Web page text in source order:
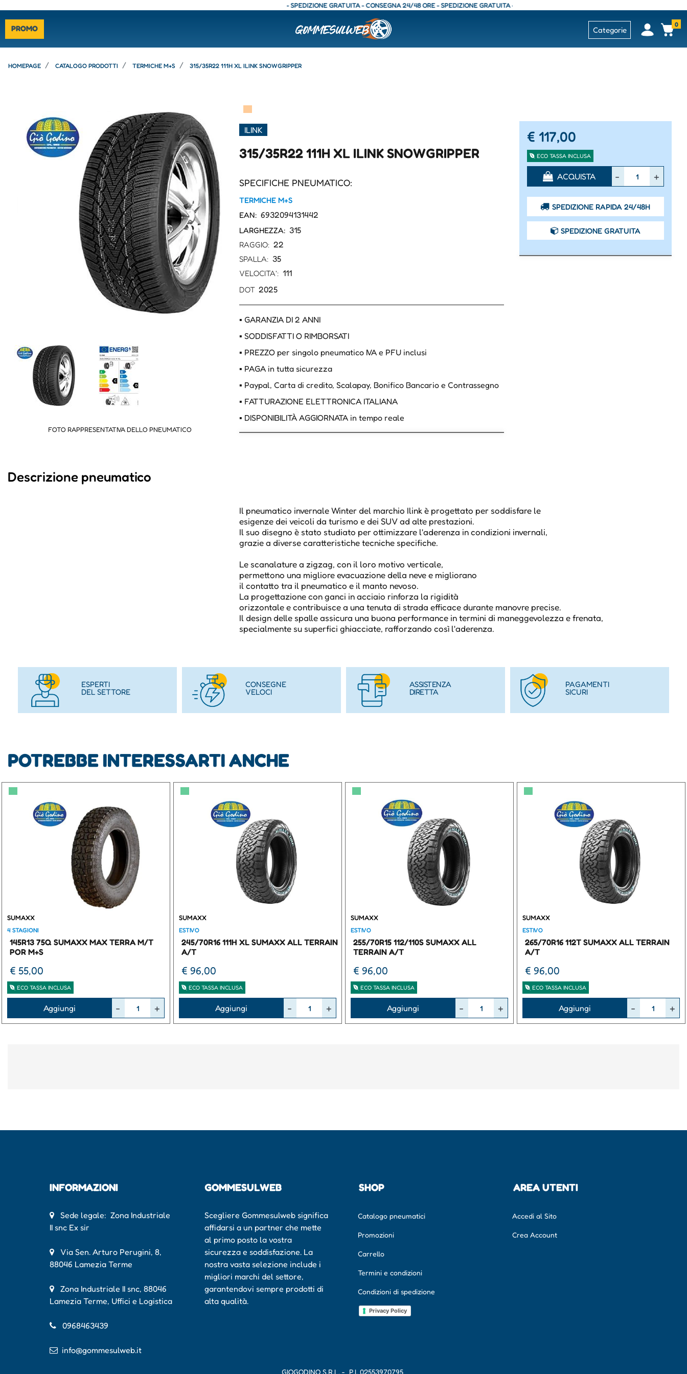
- SPEDIZIONE GRATUITA - CONSEGNA 24/48 ORE - SPEDIZIONE GRATUITA - CONSEGNA 24/48 ORE - SPEDIZIONE GRATUITA -
PROMO Categorie Open0
HOMEPAGE CATALOGO PRODOTTI TERMICHE M+S 315/35R22 111H XL ILINK SNOWGRIPPER
FOTO RAPPRESENTATIVA DELLO PNEUMATICO
▀
ILINK
315/35R22 111H XL ILINK SNOWGRIPPER
SPECIFICHE PNEUMATICO:
TERMICHE M+S
EAN: 6932094131442
LARGHEZZA: 315
RAGGIO: 22
SPALLA: 35
VELOCITA': 111
DOT 2025
▪ GARANZIA DI 2 ANNI
▪ SODDISFATTI O RIMBORSATI
▪ PREZZO per singolo pneumatico IVA e PFU inclusi
▪ PAGA in tutta sicurezza
▪ Paypal, Carta di credito, Scalapay, Bonifico Bancario e Contrassegno
▪ FATTURAZIONE ELETTRONICA ITALIANA
▪ DISPONIBILITÀ AGGIORNATA in tempo reale
€ 117,00
ECO TASSA INCLUSA
QuantitàACQUISTA
SPEDIZIONE RAPIDA 24/48H
SPEDIZIONE GRATUITA
Descrizione pneumatico
Il pneumatico invernale Winter del marchio Ilink è progettato per soddisfare le
esigenze dei veicoli da turismo e dei SUV ad alte prestazioni.
Il suo disegno è stato studiato per ottimizzare l'aderenza in condizioni invernali,
grazie a diverse caratteristiche tecniche specifiche.
Le scanalature a zigzag, con il loro motivo verticale,
permettono una migliore evacuazione della neve e migliorano
il contatto tra il pneumatico e il manto nevoso.
La progettazione con ganci in acciaio rinforza la rigidità
orizzontale e contribuisce a una tenuta di strada efficace durante manovre precise.
Il design delle spalle assicura una buona performance in termini di maneggevolezza e frenata,
specialmente su superfici ghiacciate, rafforzando così l'aderenza.
ESPERTI
DEL SETTORE
CONSEGNE
VELOCI
ASSISTENZA
DIRETTA
PAGAMENTI
SICURI
POTREBBE INTERESSARTI ANCHE
▀
SUMAXX
4 STAGIONI
145R13 75Q SUMAXX MAX TERRA M/T
POR M+S
€ 55,00
ECO TASSA INCLUSA
Aggiungi
▀
SUMAXX
ESTIVO
245/70R16 111H XL SUMAXX ALL TERRAIN
A/T
€ 96,00
ECO TASSA INCLUSA
Aggiungi
▀
SUMAXX
ESTIVO
255/70R15 112/110S SUMAXX ALL
TERRAIN A/T
€ 96,00
ECO TASSA INCLUSA
Aggiungi
▀
SUMAXX
ESTIVO
265/70R16 112T SUMAXX ALL TERRAIN
A/T
€ 96,00
ECO TASSA INCLUSA
Aggiungi
INFORMAZIONI
Sede legale: Zona Industriale
II snc Ex sir
Via Sen. Arturo Perugini, 8,
88046 Lamezia Terme
Zona Industriale II snc, 88046
Lamezia Terme, Uffici e Logistica
0968463439
info@gommesulweb.it
GOMMESULWEB
Scegliere Gommesulweb significa
affidarsi a un partner che mette
al primo posto la vostra
sicurezza e soddisfazione. La
nostra vasta selezione include i
migliori marchi del settore,
garantendovi sempre prodotti di
alta qualità.
SHOP
Catalogo pneumatici
Promozioni
Carrello
Termini e condizioni
Condizioni di spedizione
Privacy Policy
AREA UTENTI
Accedi al Sito
Crea Account
GIOGODINO S.R.L. - P.I. 02553970795